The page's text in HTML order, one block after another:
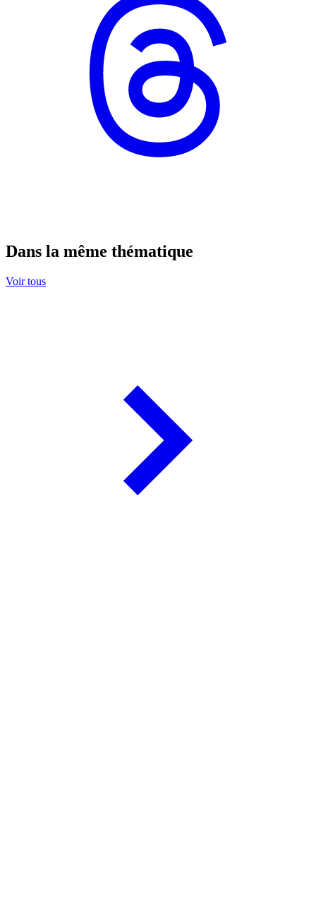
Dans la même thématique
Voir tous